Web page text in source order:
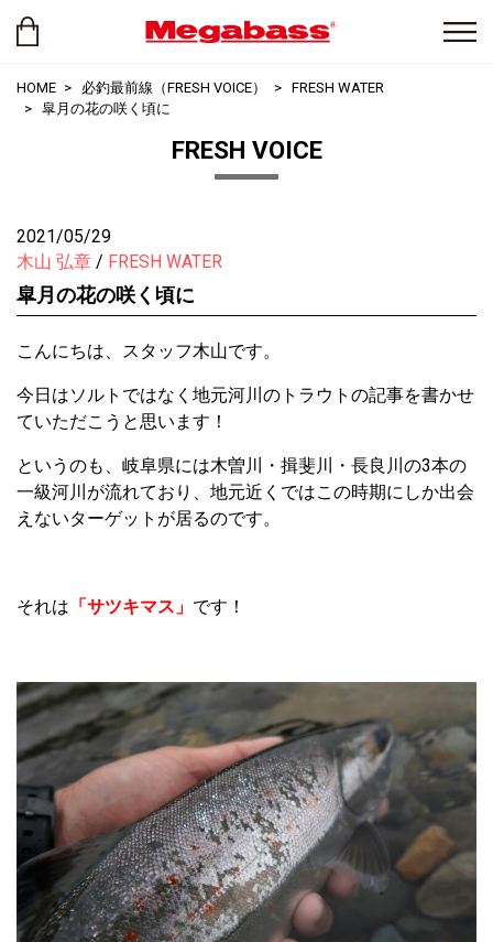
HOME 必釣最前線（FRESH VOICE）
FRESH WATER
皐月の花の咲く頃に
FRESH VOICE
2021/05/29
木山 弘章
FRESH WATER
皐月の花の咲く頃に
こんにちは、スタッフ木山です。
今日はソルトではなく地元河川のトラウトの記事を書かせ
ていただこうと思います！
というのも、岐阜県には木曽川・揖斐川・長良川の3本の
一級河川が流れており、地元近くではこの時期にしか出会
えないターゲットが居るのです。
それは 「サツキマス」 です！